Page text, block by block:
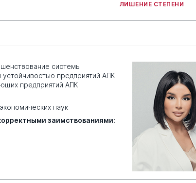
ЛИШЕНИЕ СТЕПЕНИ
системы
предприятий АПК
предприятий АПК
наук
заимствованиями: